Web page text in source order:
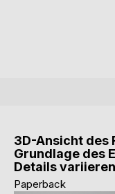
3D-Ansicht des
Grundlage des
Details
Paperback